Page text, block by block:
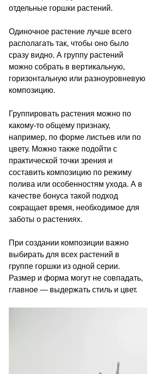
отдельные горшки растений.
Одиночное растение лучше всего
располагать так, чтобы оно было
сразу видно. А группу растений
можно собрать в вертикальную,
горизонтальную или разноуровневую
композицию.
Группировать растения можно по
какому-то общему признаку,
например, по форме листьев или по
цвету. Можно также подойти с
практической точки зрения и
составить композицию по режиму
полива или особенностям ухода. А в
качестве бонуса такой подход
сокращает время, необходимое для
заботы о растениях.
При создании композиции важно
выбирать для всех растений в
группе горшки из одной серии.
Размер и форма могут не совпадать,
главное — выдержать стиль и цвет.